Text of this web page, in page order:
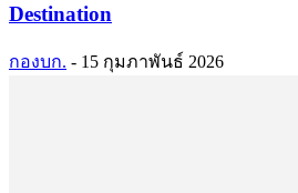
Destination
กองบก. - 15 กุมภาพันธ์ 2026